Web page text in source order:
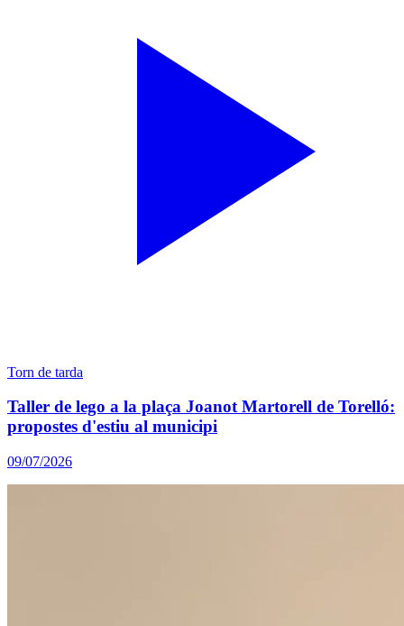
Torn de tarda
Taller de lego a la plaça Joanot Martorell de Torelló:
propostes d'estiu al municipi
09/07/2026